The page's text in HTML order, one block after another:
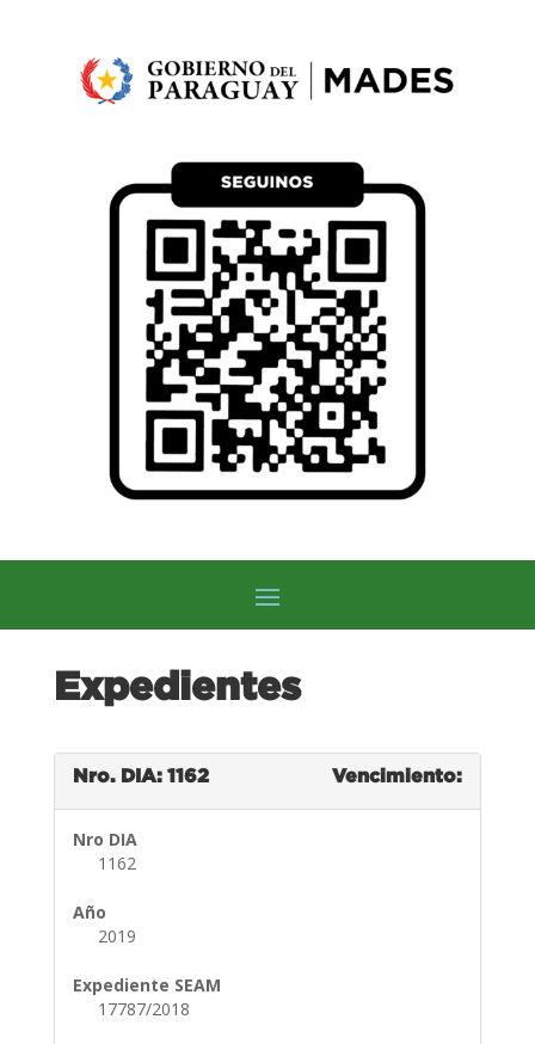
Expedientes
Nro. DIA: 1162 Vencimiento:
Nro DIA
1162
Año
2019
Expediente SEAM
17787/2018